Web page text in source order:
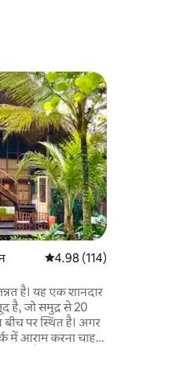
औसत रेटिंग 5 में से 4.98,
4.98 (114)
है। यह एक शानदार
है, जो समुद्र से 20
पर स्थित है। अगर
में आराम करना चाहते